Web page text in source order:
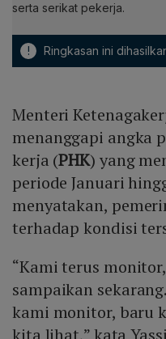
serta serikat pekerja.
! Ringkasan ini
Menteri
menanggapi angka
kerja (PHK) yang
periode Januari
menyatakan,
terhadap kondisi
“Kami terus
sampaikan
kami monitor, baru